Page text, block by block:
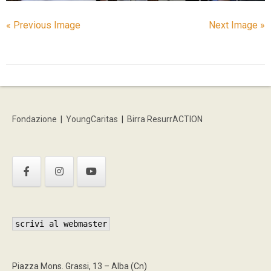
« Previous Image Next Image »
Fondazione YoungCaritas Birra ResurrACTION
scrivi al webmaster
Piazza Mons. Grassi, 13 – Alba (Cn)